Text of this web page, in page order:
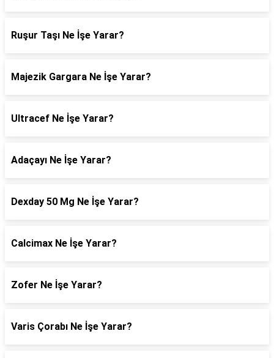
Ruşur Taşı Ne İşe Yarar?
Majezik Gargara Ne İşe Yarar?
Ultracef Ne İşe Yarar?
Adaçayı Ne İşe Yarar?
Dexday 50 Mg Ne İşe Yarar?
Calcimax Ne İşe Yarar?
Zofer Ne İşe Yarar?
Varis Çorabı Ne İşe Yarar?